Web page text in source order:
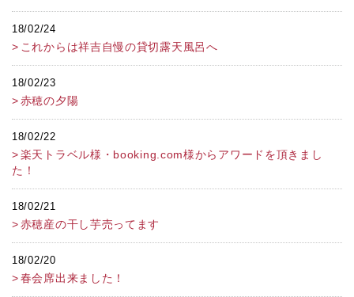
18/02/24
これからは祥吉自慢の貸切露天風呂へ
18/02/23
赤穂の夕陽
18/02/22
楽天トラベル様・booking.com様からアワードを頂きまし
た！
18/02/21
赤穂産の干し芋売ってます
18/02/20
春会席出来ました！